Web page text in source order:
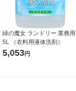
緑の魔女 ランドリー 業務用
5L （衣料用液体洗剤）
5,053円